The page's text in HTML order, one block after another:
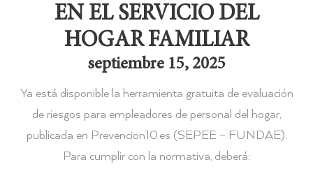
EN EL SERVICIO DEL
HOGAR FAMILIAR
septiembre 15, 2025
Ya está disponible la herramienta gratuita de evaluación
de riesgos para empleadores de personal del hogar,
publicada en Prevencion10.es (SEPEE – FUNDAE).
Para cumplir con la normativa, deberá: